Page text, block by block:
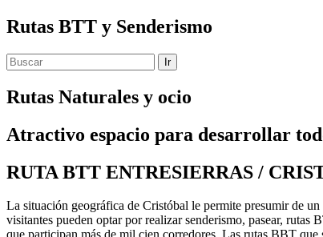
Rutas BTT y Senderismo
Ir
Rutas Naturales y ocio
Atractivo espacio para desarrollar
RUTA BTT ENTRESIERRAS /
La situación geográfica de Cristóbal le permite presumir de
visitantes pueden optar por realizar senderismo, pasear,